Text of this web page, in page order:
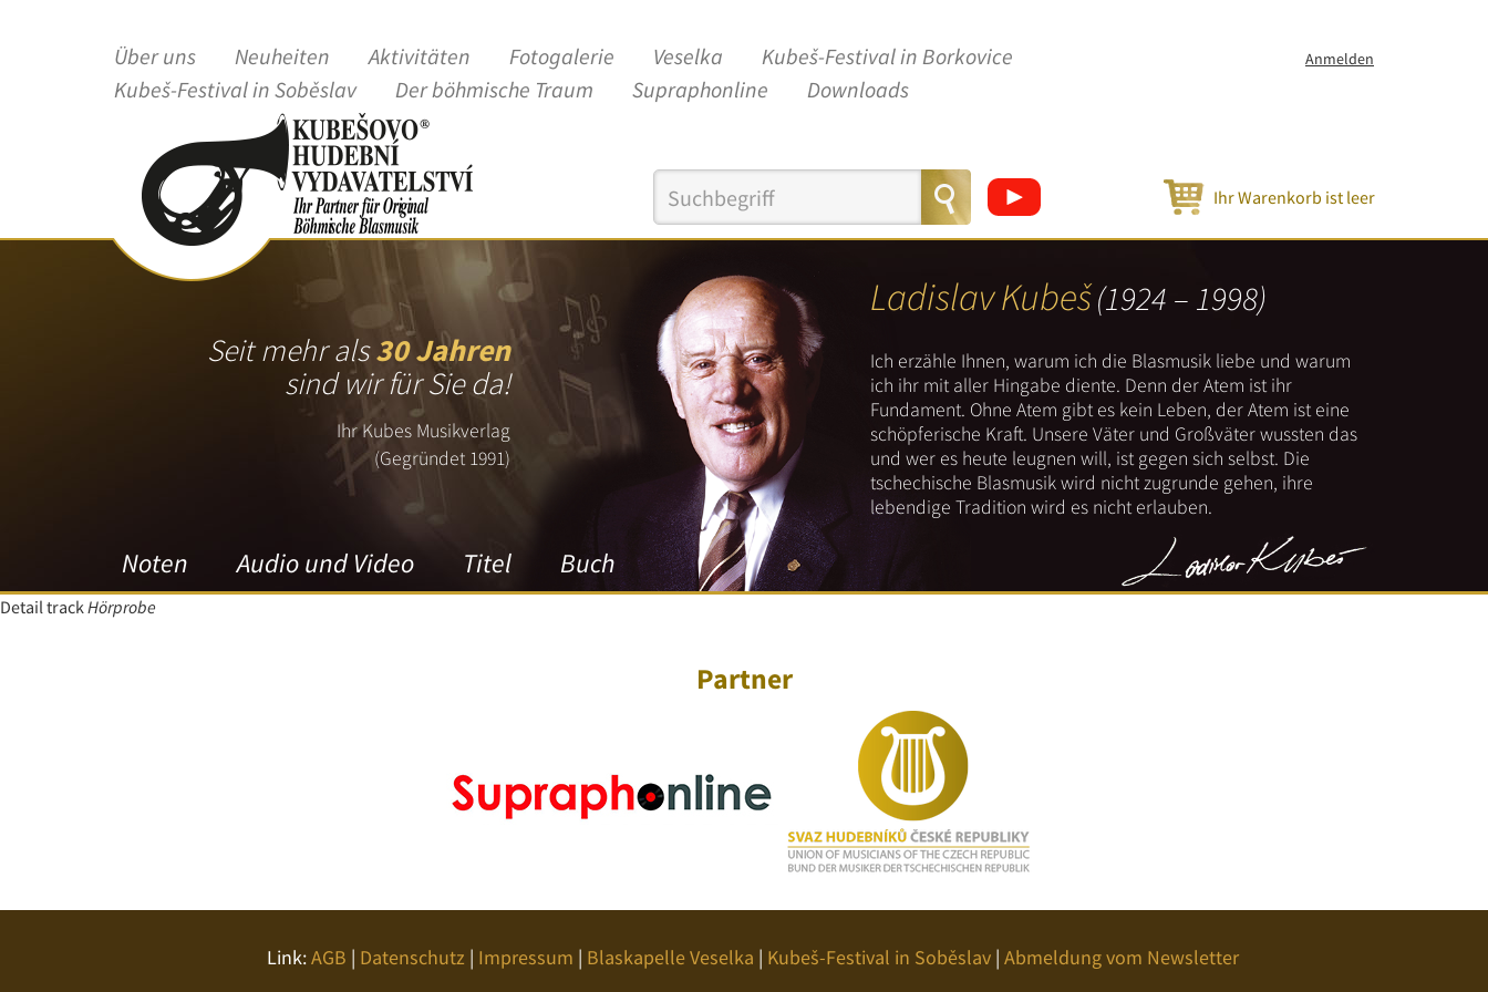
Über uns Neuheiten Aktivitäten Fotogalerie Veselka
Kubeš-Festival in Borkovice
Kubeš-Festival in Soběslav
Der böhmische Traum Supraphonline Downloads
Anmelden
Ihr Warenkorb ist leer
Seit mehr als30 Jahren
sind wir für Sie da!
Ihr Kubes Musikverlag
(Gegründet 1991)
Noten Audio und Video Titel Buch
Ladislav Kubeš(1924 – 1998)
Ich erzähle Ihnen, warum ich die Blasmusik liebe und warum
ich ihr mit aller Hingabe diente. Denn der Atem ist ihr
Fundament. Ohne Atem gibt es kein Leben, der Atem ist eine
schöpferische Kraft. Unsere Väter und Großväter wussten das
und wer es heute leugnen will, ist gegen sich selbst. Die
tschechische Blasmusik wird nicht zugrunde gehen, ihre
lebendige Tradition wird es nicht erlauben.
Detail trackHörprobe
Partner
Link:AGB | Datenschutz | Impressum | Blaskapelle Veselka | Kubeš-Festival in Soběslav | Abmeldung vom Newsletter